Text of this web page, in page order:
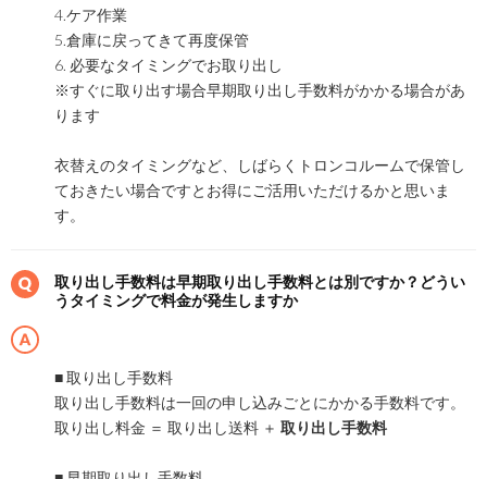
4.ケア作業
5.倉庫に戻ってきて再度保管
6. 必要なタイミングでお取り出し
※すぐに取り出す場合早期取り出し手数料がかかる場合があ
ります
衣替えのタイミングなど、しばらくトロンコルームで保管し
ておきたい場合ですとお得にご活用いただけるかと思いま
す。
取り出し手数料は早期取り出し手数料とは別ですか？どうい
うタイミングで料金が発生しますか
■ 取り出し手数料
取り出し手数料は一回の申し込みごとにかかる手数料です。
取り出し料金 ＝ 取り出し送料 ＋ 取り出し手数料